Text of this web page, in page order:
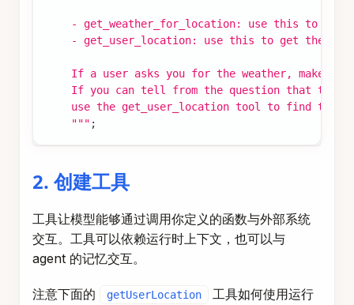
- get_weather_for_location: use this to get
- get_user_location: use this to get the
If a user asks you for the weather, make
If you can tell from the question that they
use the get_user_location tool to find their
    """
;
2. 创建工具
工具让模型能够通过调用你定义的函数与外部系统
交互。工具可以依赖运行时上下文，也可以与
agent 的记忆交互。
注意下面的 getUserLocation
工具如何使用运行